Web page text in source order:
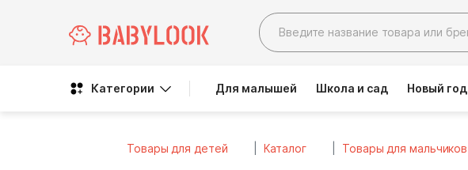
Категории Для малышей Школа и сад Новый год
Товары для детей Каталог Товары для мальчиков